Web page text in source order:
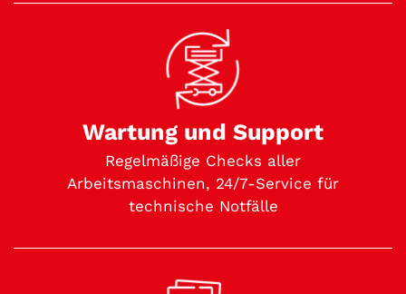
Wartung und Support
Regelmäßige Checks aller
Arbeitsmaschinen, 24/7-Service für
technische Notfälle